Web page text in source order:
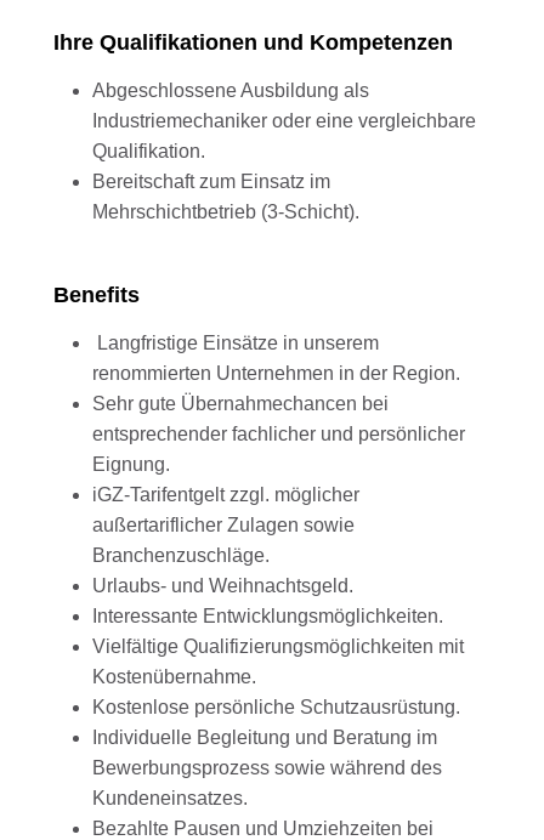
Ihre Qualifikationen und Kompetenzen
Abgeschlossene Ausbildung als
Industriemechaniker oder eine vergleichbare
Qualifikation.
Bereitschaft zum Einsatz im
Mehrschichtbetrieb (3-Schicht).
Benefits
Langfristige Einsätze in unserem
renommierten Unternehmen in der Region.
Sehr gute Übernahmechancen bei
entsprechender fachlicher und persönlicher
Eignung.
iGZ-Tarifentgelt zzgl. möglicher
außertariflicher Zulagen sowie
Branchenzuschläge.
Urlaubs- und Weihnachtsgeld.
Interessante Entwicklungsmöglichkeiten.
Vielfältige Qualifizierungsmöglichkeiten mit
Kostenübernahme.
Kostenlose persönliche Schutzausrüstung.
Individuelle Begleitung und Beratung im
Bewerbungsprozess sowie während des
Kundeneinsatzes.
Bezahlte Pausen und Umziehzeiten bei